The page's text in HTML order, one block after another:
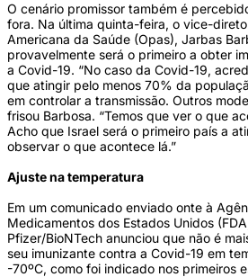
O cenário promissor também é
fora. Na última quinta-feira, o vice-
Americana da Saúde (Opas), Jarbas
provavelmente será o primeiro a obter
a Covid-19. “No caso da Covid-19,
que atingir pelo menos 70% da
em controlar a transmissão. Outros
frisou Barbosa. “Temos que ver o que
Acho que Israel será o primeiro país a
observar o que acontece lá.”
Ajuste na temperatura
Em um comunicado enviado onte à
Medicamentos dos Estados Unidos
Pfizer/BioNTech anunciou que não é
seu imunizante contra a Covid-19 em
-70ºC, como foi indicado nos primeiros